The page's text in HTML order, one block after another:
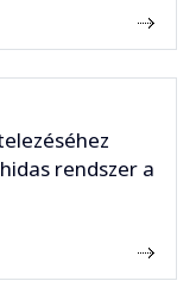
rendszer a